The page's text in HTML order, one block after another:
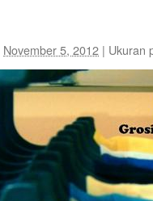
November 5, 2012 | Ukuran